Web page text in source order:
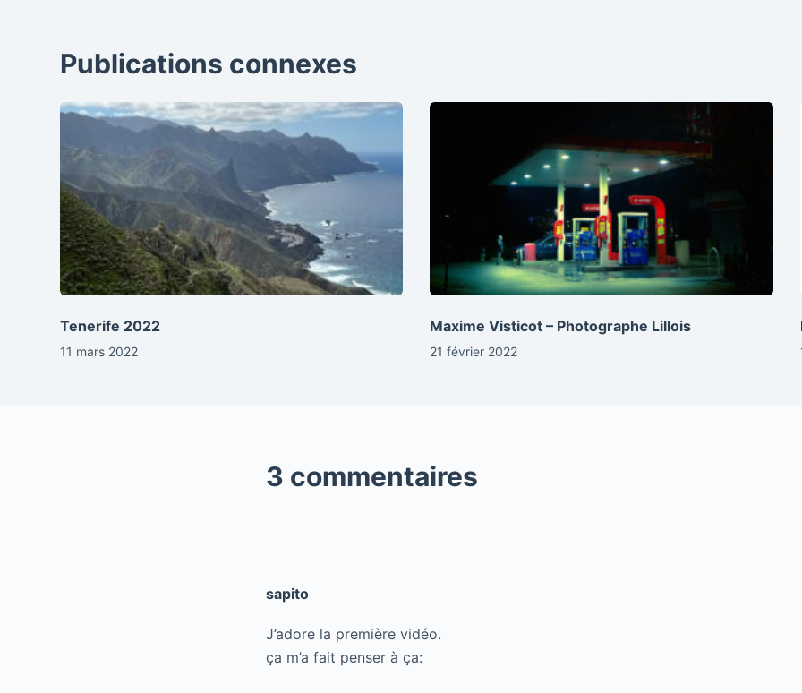
Publications connexes
Tenerife 2022
11 mars 2022
Maxime Visticot – Photographe Lillois
21 février 2022
3 commentaires
sapito
J’adore la première vidéo.
ça m’a fait penser à ça: